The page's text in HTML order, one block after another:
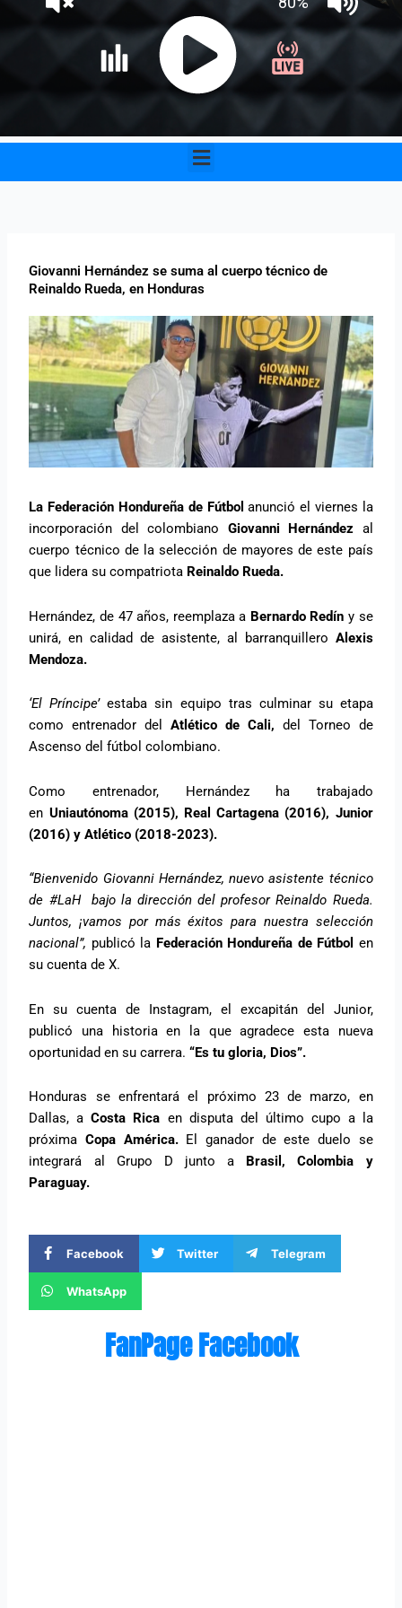
Menu
Giovanni Hernández se suma al cuerpo técnico de
Reinaldo Rueda, en Honduras
La Federación Hondureña de Fútbolanunció el viernes la
incorporación del colombiano Giovanni Hernández al
cuerpo técnico de la selección de mayores de este país
que lidera su compatriota Reinaldo Rueda.
Hernández, de 47 años, reemplaza a Bernardo Redín y se
unirá, en calidad de asistente, al barranquillero Alexis
Mendoza.
‘El Príncipe’estaba sin equipo tras culminar su etapa
como entrenador delAtlético de Cali, del Torneo de
Ascenso del fútbol colombiano.
Como entrenador, Hernández ha trabajado
en Uniautónoma (2015), Real Cartagena (2016), Junior
(2016) y Atlético (2018-2023).
“Bienvenido Giovanni Hernández, nuevo asistente técnico
de #LaH bajo la dirección del profesor Reinaldo Rueda.
Juntos, ¡vamos por más éxitos para nuestra selección
nacional”, publicó la Federación Hondureña de Fútbol en
su cuenta de X.
En su cuenta de Instagram, el excapitán del Junior,
publicó una historia en la que agradece esta nueva
oportunidad en su carrera.“Es tu gloria, Dios”.
Honduras se enfrentará el próximo 23 de marzo, en
Dallas, aCosta Rica en disputa del último cupo a la
próximaCopa América. El ganador de este duelo se
integrará al Grupo D junto a Brasil, Colombia y
Paraguay.
Facebook Twitter Telegram
WhatsApp
FanPage Facebook